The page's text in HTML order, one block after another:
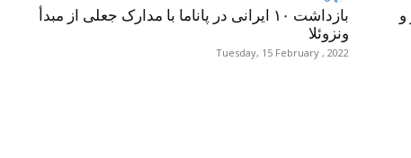
و
بازداشت ۱۰ ایرانی در پاناما با مدارک جعلی از مبدأ
ونزوئلا
Tuesday, 15 February , 2022